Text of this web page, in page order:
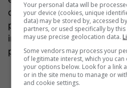
dështon, ndikon negativisht
psikologjik të mashkullit. Ai
imazh të keq për veten dhe
përkeqësohet ndjeshëm.
Your personal data will be
your device (cookies, unique
data) may be stored by, accessed
partners, or used specifically by
may use precise geolocation data.
Some vendors may process your
of legitimate interest, which you
your options below. Look for a link
or in the site menu to manage or
and cookie settings.